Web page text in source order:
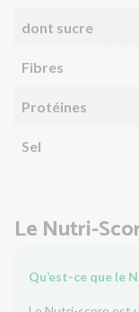
dont sucre
Fibres
Protéines
Sel
Le Nutri-
Qu’est-ce que le